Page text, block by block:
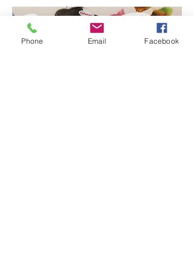
Phone Email Facebook